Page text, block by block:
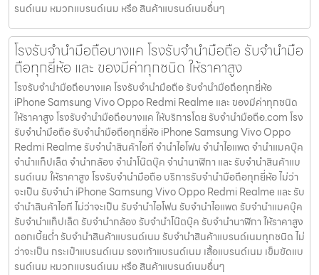
รนด์เนม หมวกแบรนด์เนม หรือ สินค้าแบรนด์เนมอื่นๆ
โรงรับจำนำมือถือบางแค โรงรับจำนำมือถือ รับจำนำมือ
ถือทุกยี่ห้อ และ ของมีค่าทุกชนิด ให้ราคาสูง
โรงรับจำนำมือถือบางแค โรงรับจำนำมือถือ รับจำนำมือถือทุกยี่ห้อ
iPhone Samsung Vivo Oppo Redmi Realme และ ของมีค่าทุกชนิด
ให้ราคาสูง โรงรับจำนำมือถือบางแค ให้บริการโดย รับจํานํามือถือ.com โรง
รับจำนำมือถือ รับจำนำมือถือทุกยี่ห้อ iPhone Samsung Vivo Oppo
Redmi Realme รับจำนำสินค้าไอที จำนำไอโฟน จำนำไอแพด จำนำแมคบุ๊ค
จำนำแท็ปเล็ต จำนำกล้อง จำนำโน๊ตบุ๊ค จำนำนาฬิกา และ รับจำนำสินค้าแบ
รนด์เนม ให้ราคาสูง โรงรับจำนำมือถือ บริการรับจำนำมือถือทุกยี่ห้อ ไม่ว่า
จะเป็น รับจำนำ iPhone Samsung Vivo Oppo Redmi Realme และ รับ
จำนำสินค้าไอที ไม่ว่าจะเป็น รับจำนำไอโฟน รับจำนำไอแพด รับจำนำแมคบุ๊ค
รับจำนำแท็ปเล็ต รับจำนำกล้อง รับจำนำโน๊ตบุ๊ค รับจำนำนาฬิกา ให้ราคาสูง
ดอกเบี้ยต่ำ รับจำนำสินค้าแบรนด์เนม รับจำนำสินค้าแบรนด์เนมทุกชนิด ไม่
ว่าจะเป็น กระเป๋าแบรนด์เนม รองเท้าแบรนด์เนม เสื้อแบรนด์เนม เข็มขัดแบ
รนด์เนม หมวกแบรนด์เนม หรือ สินค้าแบรนด์เนมอื่นๆ